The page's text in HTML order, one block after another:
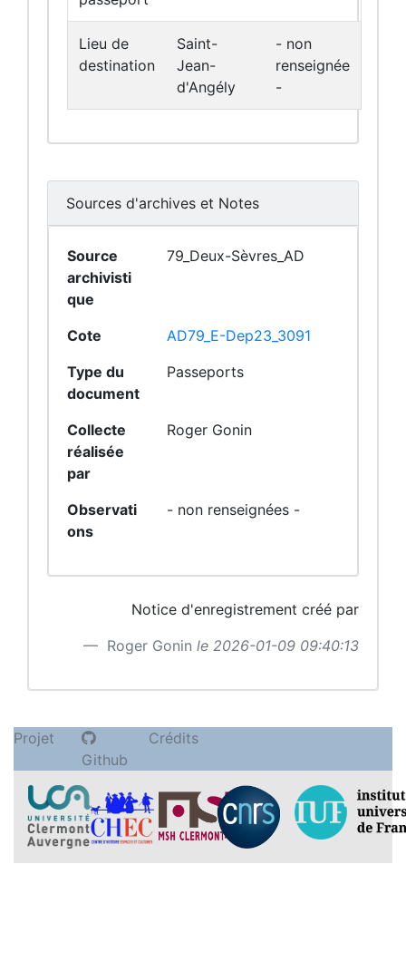
Lieu de
destination
Saint-
Jean-
d'Angély
- non
renseignée
-
Sources d'archives et Notes
Source
archivisti
que
79_Deux-Sèvres_AD
Cote
AD79_E-Dep23_3091
Type du
document
Passeports
Collecte
réalisée
par
Roger Gonin
Observati
ons
- non renseignées -
Notice d'enregistrement créé par
Roger Gonin le 2026-01-09 09:40:13
Projet
Github
Crédits